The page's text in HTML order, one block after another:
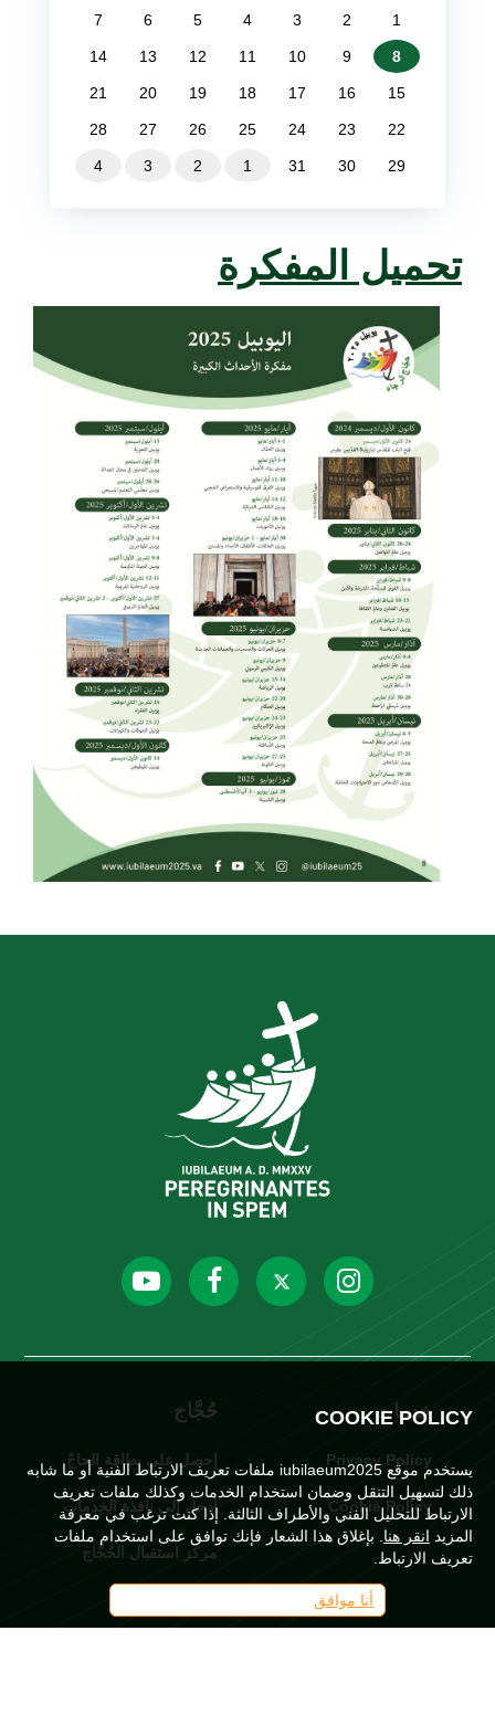
1
2
3
4
5
6
7
8
9
10
11
12
13
14
15
16
17
18
19
20
21
22
23
24
25
26
27
28
29
30
31
1
2
3
4
تحميل المفكرة
خدمات
Privacy Policy
Cookie Policy
حُجَّاج
إحصل على بطاقة الحاجّ
أدخل إلى نافذة الخدمات
مركز استقبال الحُجَّاج
COOKIE POLICY
يستخدم موقع iubilaeum2025 ملفات تعريف الارتباط الفنية أو ما شابه
ذلك لتسهيل التنقل وضمان استخدام الخدمات وكذلك ملفات تعريف
الارتباط للتحليل الفني والأطراف الثالثة. إذا كنت ترغب في معرفة
المزيد انقر هنا . بإغلاق هذا الشعار فإنك توافق على استخدام ملفات
تعريف الارتباط.
أنا موافق